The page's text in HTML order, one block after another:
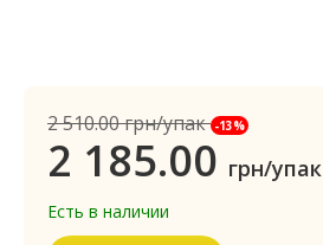
2 510.00грн/упак -13%
2 185.00 грн/упак
Есть в наличии